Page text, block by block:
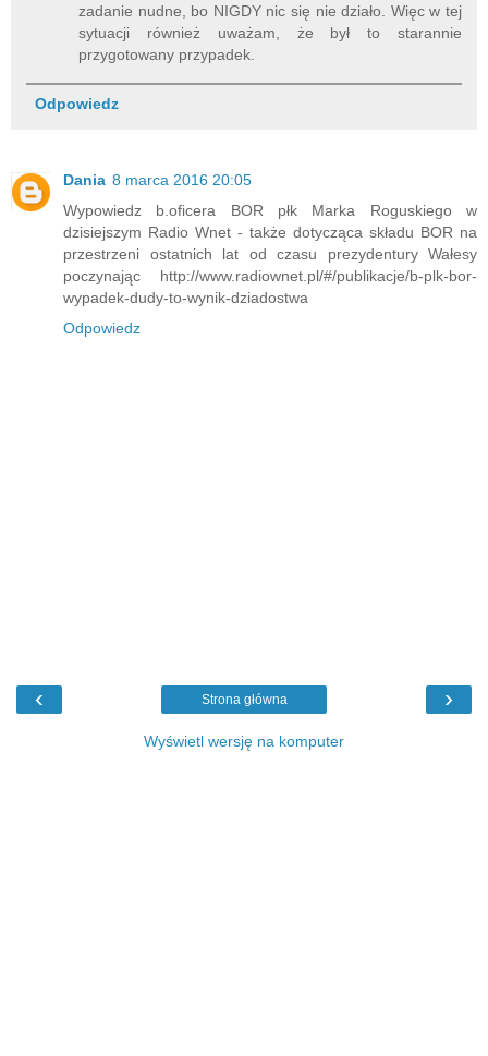
zadanie nudne, bo NIGDY nic się nie działo. Więc w tej
sytuacji również uważam, że był to starannie
przygotowany przypadek.
Odpowiedz
Dania 8 marca 2016 20:05
Wypowiedz b.oficera BOR płk Marka Roguskiego w
dzisiejszym Radio Wnet - także dotycząca składu BOR na
przestrzeni ostatnich lat od czasu prezydentury Wałesy
poczynając http://www.radiownet.pl/#/publikacje/b-plk-bor-
wypadek-dudy-to-wynik-dziadostwa
Odpowiedz
‹ ›
Strona główna
Wyświetl wersję na komputer